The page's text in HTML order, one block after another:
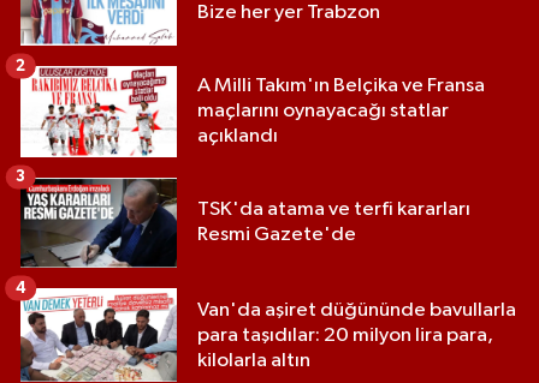
Bize her yer Trabzon
A Milli Takım'ın Belçika ve Fransa
maçlarını oynayacağı statlar
açıklandı
2
TSK'da atama ve terfi kararları
Resmi Gazete'de
3
Van'da aşiret düğününde bavullarla
para taşıdılar: 20 milyon lira para,
kilolarla altın
4